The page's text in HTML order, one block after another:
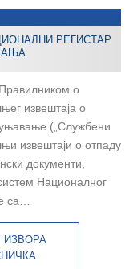
РЕГИСТАР
о
извештаја о
(„Службени
извештаји о отпаду
документи,
Националног
са…
ИЗВОРА